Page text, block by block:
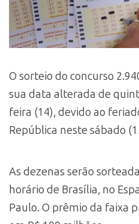
O sorteio do concurso
sua data alterada de
feira (14), devido ao
República neste sábado
As dezenas serão
horário de Brasília, no
Paulo. O prêmio da faixa